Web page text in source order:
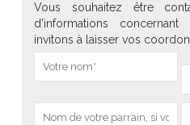
Vous souhaitez être
d'informations
invitons à laisser vos